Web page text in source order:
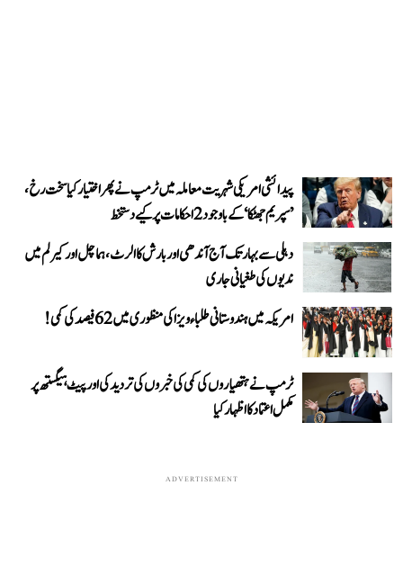
پیدائشی امریکی شہریت معاملہ میں ٹرمپ نے پھر اختیار کیا سخت رخ،
’سپریم جھٹکا‘ کے باوجود 2 احکامات پر کیے دستخط
دہلی سے بہار تک آج آندھی اور بارش کا الرٹ، ہماچل اور کیرلم میں
ندیوں کی طغیانی جاری
امریکہ میں ہندوستانی طلباء ویزا کی منظوری میں 62 فیصد کی کمی!
ٹرمپ نے ہتھیاروں کی کمی کی خبروں کی تردید کی اور پیٹ ہیگستھ پر
مکمل اعتماد کا اظہار کیا
ADVERTISEMENT